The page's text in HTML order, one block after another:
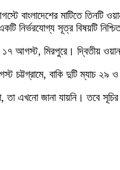
বাংলাদেশের মাটিতে তিনটি
নির্ভরযোগ্য সূত্র বিষয়টি
১৭ আগস্ট, মিরপুরে। দ্বিতীয়
চট্টগ্রামে, বাকি দুটি ম্যাচ
তা এখনো জানা যায়নি। তবে সূচির